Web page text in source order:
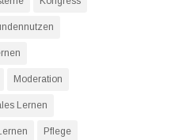
Moderation
Lernen
Pflege